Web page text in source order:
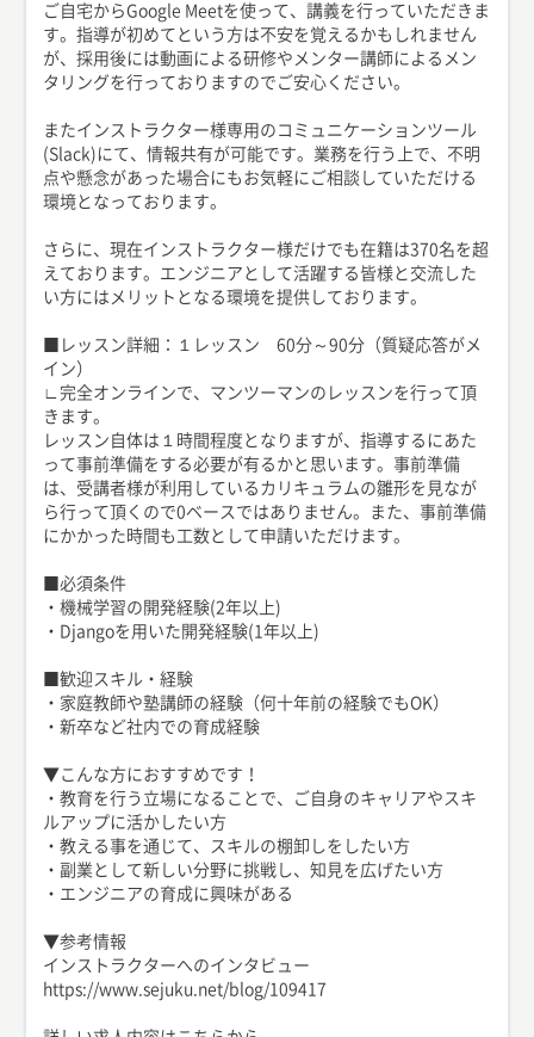
ご自宅からGoogle Meetを使って、講義を行っていただきま
す。指導が初めてという方は不安を覚えるかもしれません
が、採用後には動画による研修やメンター講師によるメン
タリングを行っておりますのでご安心ください。
またインストラクター様専用のコミュニケーションツール
(Slack)にて、情報共有が可能です。業務を行う上で、不明
点や懸念があった場合にもお気軽にご相談していただける
環境となっております。
さらに、現在インストラクター様だけでも在籍は370名を超
えております。エンジニアとして活躍する皆様と交流した
い方にはメリットとなる環境を提供しております。
■レッスン詳細：１レッスン 60分～90分（質疑応答がメ
イン）
∟完全オンラインで、マンツーマンのレッスンを行って頂
きます。
レッスン自体は１時間程度となりますが、指導するにあた
って事前準備をする必要が有るかと思います。事前準備
は、受講者様が利用しているカリキュラムの雛形を見なが
ら行って頂くので0ベースではありません。また、事前準備
にかかった時間も工数として申請いただけます。
■必須条件
・機械学習の開発経験(2年以上)
・Djangoを用いた開発経験(1年以上)
■歓迎スキル・経験
・家庭教師や塾講師の経験（何十年前の経験でもOK）
・新卒など社内での育成経験
▼こんな方におすすめです！
・教育を行う立場になることで、ご自身のキャリアやスキ
ルアップに活かしたい方
・教える事を通じて、スキルの棚卸しをしたい方
・副業として新しい分野に挑戦し、知見を広げたい方
・エンジニアの育成に興味がある
▼参考情報
インストラクターへのインタビュー
https://www.sejuku.net/blog/109417